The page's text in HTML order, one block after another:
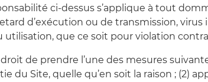
ci-dessus s’applique à tout
d’exécution ou de transmission,
utilisation, que ce soit pour violation
droit de prendre l’une des mesures
du Site, quelle qu’en soit la raison ;